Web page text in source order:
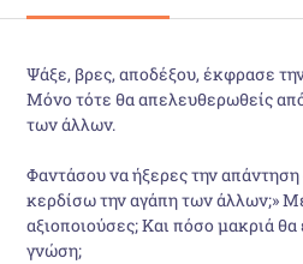
Ψάξε, βρες, αποδέξου, έκφρασε
Μόνο τότε θα απελευθερωθείς
των άλλων.
Φαντάσου να ήξερες την
κερδίσω την αγάπη των άλλων;»
αξιοποιούσες; Και πόσο μακριά θα
γνώση;